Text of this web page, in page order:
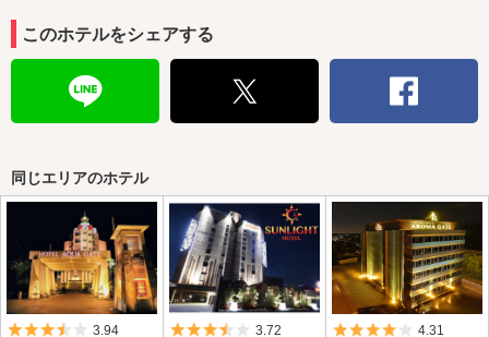
このホテルをシェアする
同じエリアのホテル
5つ星のうち3.5
3.94 5つ星のうち3.5
3.72 5つ星のうち4
4.31